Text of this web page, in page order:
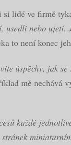
lidé ve firmě
nebo ujetí.
to není konec
úspěchy, jak
mě nechává
každé